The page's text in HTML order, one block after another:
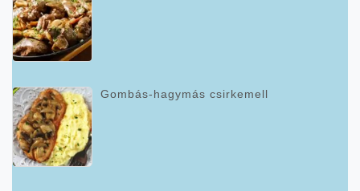
Gombás-hagymás csirkemell